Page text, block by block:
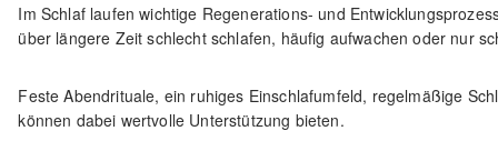
Im Schlaf laufen wichtige Regenerations- und
über längere Zeit schlecht schlafen, häufig aufwachen oder nur
Feste Abendrituale, ein ruhiges Einschlafumfeld, regelmäßige
können dabei wertvolle Unterstützung bieten.